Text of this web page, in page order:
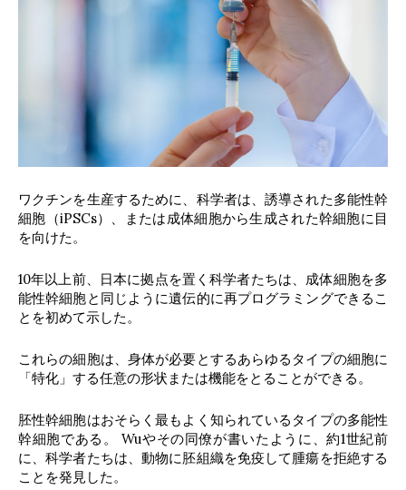
ワクチンを生産するために、科学者は、誘導された多能性幹
細胞（iPSCs）、または成体細胞から生成された幹細胞に目
を向けた。
10年以上前、日本に拠点を置く科学者たちは、成体細胞を多
能性幹細胞と同じように遺伝的に再プログラミングできるこ
とを初めて示した。
これらの細胞は、身体が必要とするあらゆるタイプの細胞に
「特化」する任意の形状または機能をとることができる。
胚性幹細胞はおそらく最もよく知られているタイプの多能性
幹細胞である。 Wuやその同僚が書いたように、約1世紀前
に、科学者たちは、動物に胚組織を免疫して腫瘍を拒絶する
ことを発見した。